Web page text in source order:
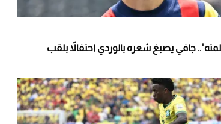
جافي يصبغ شعره بالوردي احتفالاً بلقب